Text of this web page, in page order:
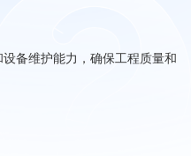
备维护能力，确保工程质量和